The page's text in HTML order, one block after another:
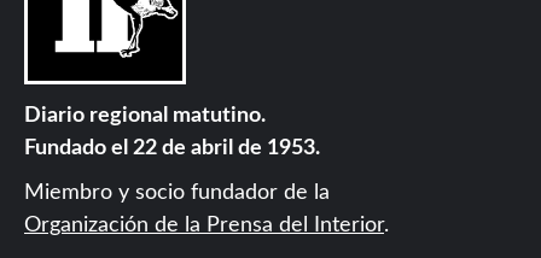
Diario regional matutino.
Fundado el 22 de abril de 1953.
Miembro y socio fundador de la
Organización de la Prensa del Interior.